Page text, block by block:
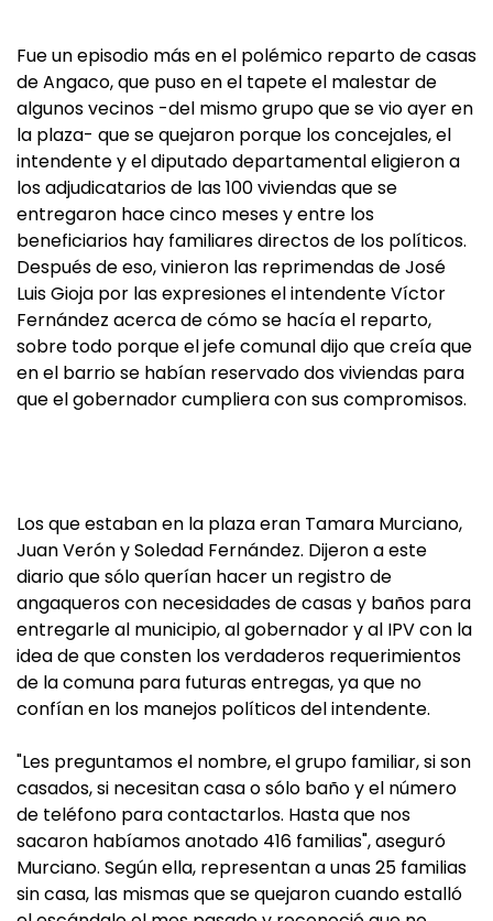
Fue un episodio más en el polémico reparto de casas
de Angaco, que puso en el tapete el malestar de
algunos vecinos -del mismo grupo que se vio ayer en
la plaza- que se quejaron porque los concejales, el
intendente y el diputado departamental eligieron a
los adjudicatarios de las 100 viviendas que se
entregaron hace cinco meses y entre los
beneficiarios hay familiares directos de los políticos.
Después de eso, vinieron las reprimendas de José
Luis Gioja por las expresiones el intendente Víctor
Fernández acerca de cómo se hacía el reparto,
sobre todo porque el jefe comunal dijo que creía que
en el barrio se habían reservado dos viviendas para
que el gobernador cumpliera con sus compromisos.
Los que estaban en la plaza eran Tamara Murciano,
Juan Verón y Soledad Fernández. Dijeron a este
diario que sólo querían hacer un registro de
angaqueros con necesidades de casas y baños para
entregarle al municipio, al gobernador y al IPV con la
idea de que consten los verdaderos requerimientos
de la comuna para futuras entregas, ya que no
confían en los manejos políticos del intendente.
"Les preguntamos el nombre, el grupo familiar, si son
casados, si necesitan casa o sólo baño y el número
de teléfono para contactarlos. Hasta que nos
sacaron habíamos anotado 416 familias", aseguró
Murciano. Según ella, representan a unas 25 familias
sin casa, las mismas que se quejaron cuando estalló